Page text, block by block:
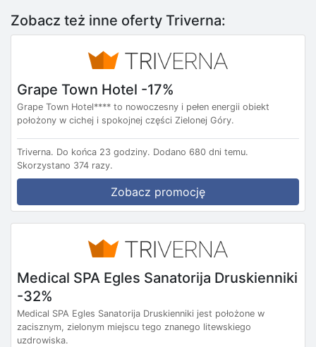
Zobacz też inne oferty Triverna:
Grape Town Hotel -17%
Grape Town Hotel**** to nowoczesny i pełen energii obiekt
położony w cichej i spokojnej części Zielonej Góry.
Triverna. Do końca 23 godziny. Dodano 680 dni temu.
Skorzystano 374 razy.
Zobacz promocję
Medical SPA Egles Sanatorija Druskienniki
-32%
Medical SPA Egles Sanatorija Druskienniki jest położone w
zacisznym, zielonym miejscu tego znanego litewskiego
uzdrowiska.